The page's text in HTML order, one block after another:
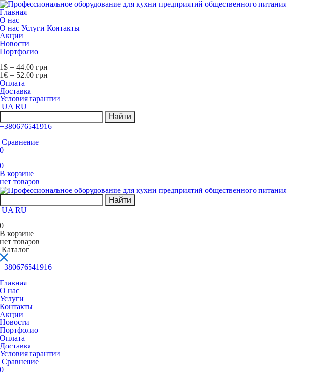
Главная
О нас
О нас Услуги Контакты
Акции
Новости
Портфолио
1$ = 44.00 грн
1€ = 52.00 грн
Оплата
Доставка
Условия гарантии
UA RU
Найти
+380676541916
Сравнение
0
0
В корзине
нет товаров
Найти
UA RU
0
В корзине
нет товаров
Каталог
+380676541916
Главная
О нас
Услуги
Контакты
Акции
Новости
Портфолио
Оплата
Доставка
Условия гарантии
Сравнение
0